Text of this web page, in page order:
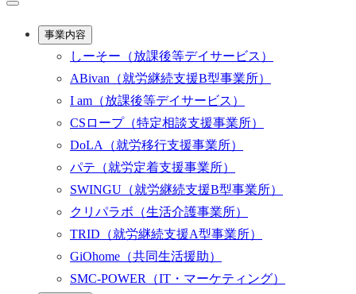
事業内容
しーそー （放課後等デイサービス）
ABivan （就労継続支援B型事業所）
I am （放課後等デイサービス）
CSロープ（特定相談支援事業所）
DoLA
（就労移行支援事業所）
パテ （就労定着支援事業所）
SWINGU （就労継続支援B型事業所）
クリパラボ （生活介護事業所）
TRID （就労継続支援A型事業所）
GiOhome （共同生活援助）
SMC-POWER
（IT・マーケティング）